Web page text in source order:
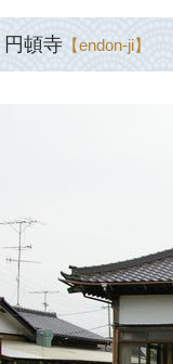
円頓寺 【endon-ji】